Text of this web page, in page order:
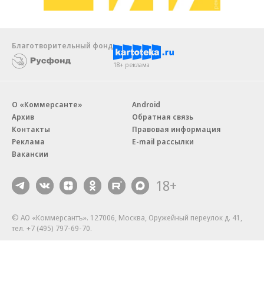
Благотворительный фонд
18+ реклама
О «Коммерсанте»
Архив
Контакты
Реклама
Вакансии
Android
Обратная связь
Правовая информация
E-mail рассылки
18+
© АО «Коммерсантъ». 127006, Москва, Оружейный переулок д. 41,
тел. +7 (495) 797-69-70.